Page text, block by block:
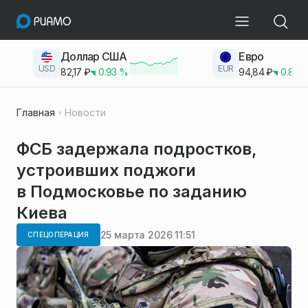
USD
Доллар США
82,17 ₽ 0.93 % EUR
Евро
94,84₽ 0.83
Главная Новости
ФСБ задержала подростков,
устроивших поджоги
в Подмосковье по заданию
Киева
СПЕЦОПЕРАЦИЯ 25 марта 2026 11:51